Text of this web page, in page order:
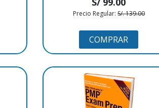
Precio Regular:S/. 139.00
COMPRAR